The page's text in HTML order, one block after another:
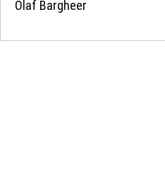
Olaf Bargheer